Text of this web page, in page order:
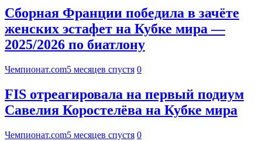
Сборная Франции победила в зачёте
женских эстафет на Кубке мира —
2025/2026 по биатлону
Чемпионат.com5 месяцев спустя 0
FIS отреагировала на первый подиум
Савелия Коростелёва на Кубке мира
Чемпионат.com5 месяцев спустя 0